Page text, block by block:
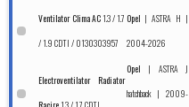
Ventilator Clima AC1.3 / 1.7
/ 1.9 CDTI / 0130303957
Opel |ASTRA H |
2004-2026
Electroventilator Radiator
Opel | ASTRA J
hatchback| 2009-